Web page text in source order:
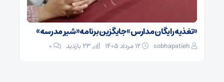
«تغذیه رایگان مدارس» جایگزین برنامه «شیر مدرسه»
sobhapatieh ۰